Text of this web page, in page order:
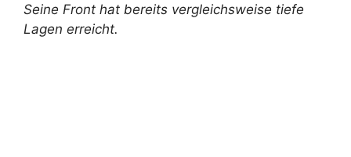
Seine Front hat bereits vergleichsweise tiefe
Lagen erreicht.